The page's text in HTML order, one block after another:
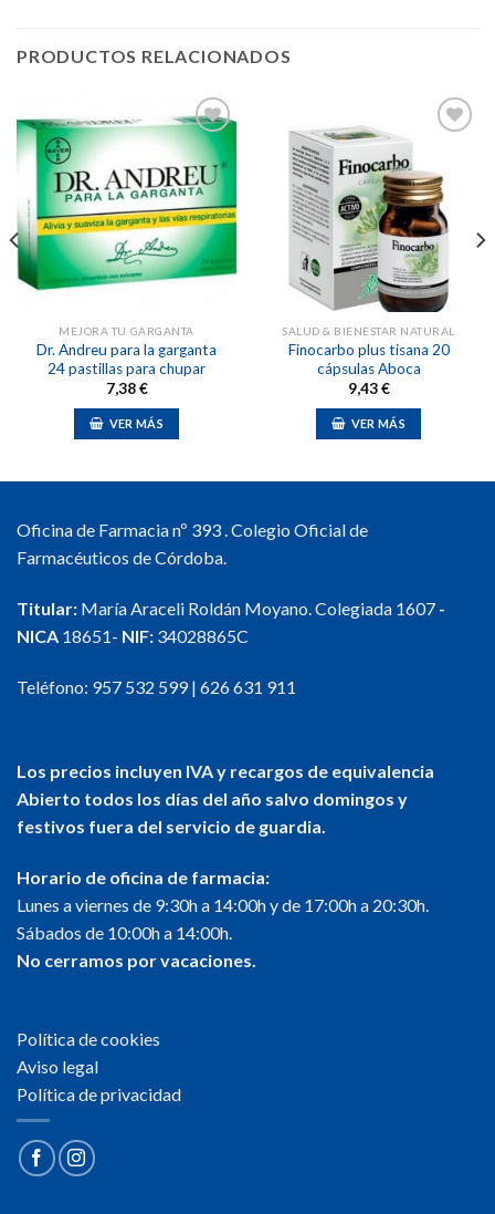
PRODUCTOS RELACIONADOS
Añadir
lista de
deseos
MEJORA TU GARGANTA
Dr. Andreu para la garganta
24 pastillas para chupar
7,38€
VER MÁS
Añadir
a la
lista de
deseos
SALUD & BIENESTAR NATURAL
Finocarbo plus tisana 20
cápsulas Aboca
9,43€
VER MÁS
Oficina de Farmacia nº 393 . Colegio Oficial de
Farmacéuticos de Córdoba.
Titular: María Araceli Roldán Moyano. Colegiada 1607 -
NICA 18651- NIF: 34028865C
Teléfono: 957 532 599| 626 631 911
Los precios incluyen IVA y recargos de equivalencia
Abierto todos los días del año salvo domingos y
festivos fuera del servicio de guardia.
Horario de oficina de farmacia:
Lunes a viernes de 9:30h a 14:00h y de 17:00h a 20:30h.
Sábados de 10:00h a 14:00h.
No cerramos por vacaciones.
Política de cookies
Aviso legal
Política de privacidad